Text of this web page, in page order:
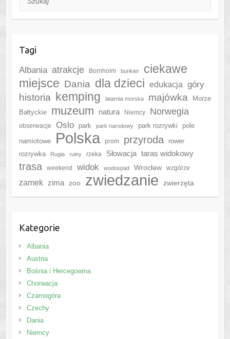
Tagi
Albania atrakcje Bornholm bunkier
ciekawe
miejsce Dania dla dzieci edukacja góry
historia kemping latarnia morska majówka
Morze
Bałtyckie
muzeum natura Niemcy Norwegia
obserwacje Oslo park park narodowy park rozrywki
pole
namiotowe
Polska prom przyroda
rower
rozrywka
Rugia ruiny rzeka Słowacja taras widokowy
trasa weekend widok wodospad Wrocław wzgórze
zamek zima zoo zwiedzanie zwierzęta
Kategorie
Albania
Austria
Bośnia i Hercegowina
Chorwacja
Czarnogóra
Czechy
Dania
Niemcy